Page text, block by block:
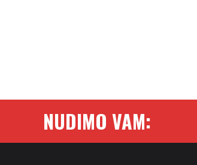
NUDIMO VAM: